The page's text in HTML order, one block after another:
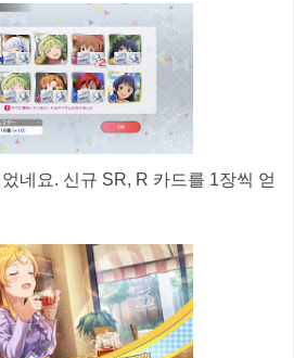
네요. 신규 SR, R 카드를 1장씩 얻